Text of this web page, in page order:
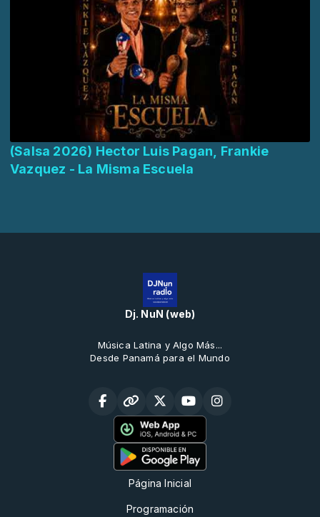
(Salsa 2026) Hector Luis Pagan, Frankie
Vazquez - La Misma Escuela
Dj. NuN (web)
Música Latina y Algo Más...
Desde Panamá para el Mundo
Página Inicial
Programación